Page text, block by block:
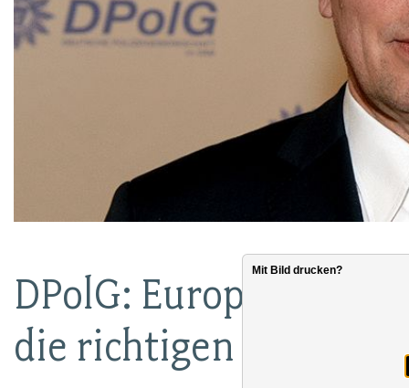
DPolG: Europäische
die richtigen Ziele
Mit Bild drucken?